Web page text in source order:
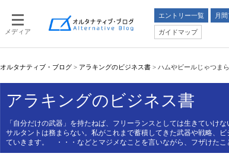
メディア
エントリー一覧 月
ガイドマップ
オルタナティブ・ブログ > アラキングのビジネス書 > ハムやビールじゃつま
アラキングのビジネス書
「自分だけの武器」を持たねば、フリーランスとしては生きていけ
サルタントは務まらない。私がこれまで蓄積してきた武器や戦略、
ていきます。 ・・・などとマジメなことを言いながら、フザけたこ